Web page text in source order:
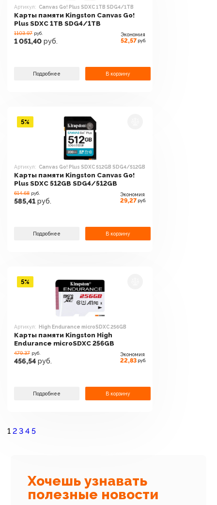
Артикул: Canvas Go! Plus SDXC 1TB SDG4/1TB
Карты памяти Kingston Canvas Go!
Plus SDXC 1TB SDG4/1TB
1103.97 руб.
1 051,40 руб.
Экономия
52,57 руб.
Подробнее В корзину
Артикул: Canvas Go! Plus SDXC 512GB SDG4/512GB
Карты памяти Kingston Canvas Go!
Plus SDXC 512GB SDG4/512GB
614.68 руб.
585,41 руб.
Экономия
29,27 руб.
Подробнее В корзину
5%
Артикул: High Endurance microSDXC 256GB
Карты памяти Kingston High
Endurance microSDXC 256GB
479.37 руб.
456,54 руб.
Экономия
22,83 руб.
Подробнее В корзину
5%
1 2 3 4 5
Хочешь узнавать
полезные новости